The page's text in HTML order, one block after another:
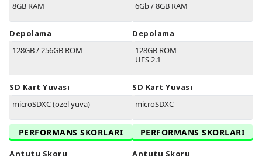
8GB RAM
Depolama
128GB / 256GB ROM
SD Kart Yuvası
microSDXC (özel yuva)
PERFORMANS SKORLARI
Antutu Skoru
6Gb / 8GB RAM
Depolama
128GB ROM
UFS 2.1
SD Kart Yuvası
microSDXC
PERFORMANS SKORLARI
Antutu Skoru